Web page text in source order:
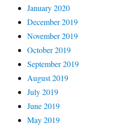
January 2020
December 2019
November 2019
October 2019
September 2019
August 2019
July 2019
June 2019
May 2019